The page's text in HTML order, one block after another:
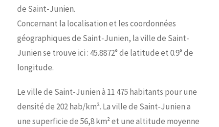
de Saint-Junien.
Concernant la localisation et les coordonnées
géographiques de Saint-Junien, la ville de Saint-
Junien se trouve ici : 45.8872° de latitude et 0.9° de
longitude.
Le ville de Saint-Junien à 11 475 habitants pour une
densité de 202 hab/km². La ville de Saint-Junien a
une superficie de 56,8 km² et une altitude moyenne